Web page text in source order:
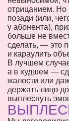
отрицанием. Но
позади (или,
у абонента),
больше не
сделать, — это
и караулить
В лучшем
а в худшем —
жалости или
держать лицо
выплеснуть